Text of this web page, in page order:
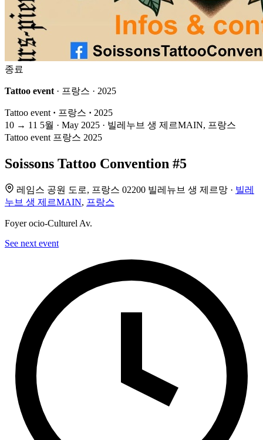
종료
Tattoo event · 프랑스 · 2025
Tattoo event · 프랑스 · 2025
10 → 11 5월 · May 2025 · 빌레누브 생 제르MAIN, 프랑스
Tattoo event 프랑스 2025
Soissons Tattoo Convention #5
레임스 공원 도로, 프랑스 02200 빌레뉴브 생 제르망 · 빌레
누브 생 제르MAIN, 프랑스
Foyer ocio-Culturel Av.
See next event